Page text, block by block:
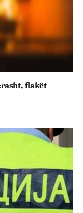
flakët